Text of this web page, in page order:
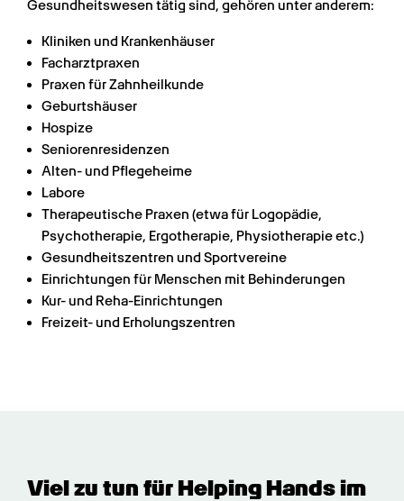
Gesundheitswesen tätig sind, gehören unter anderem:
Kliniken und Krankenhäuser
Facharztpraxen
Praxen für Zahnheilkunde
Geburtshäuser
Hospize
Seniorenresidenzen
Alten- und Pflegeheime
Labore
Therapeutische Praxen (etwa für Logopädie,
Psychotherapie, Ergotherapie, Physiotherapie etc.)
Gesundheitszentren und Sportvereine
Einrichtungen für Menschen mit Behinderungen
Kur- und Reha-Einrichtungen
Freizeit- und Erholungszentren
Viel zu tun für Helping Hands im